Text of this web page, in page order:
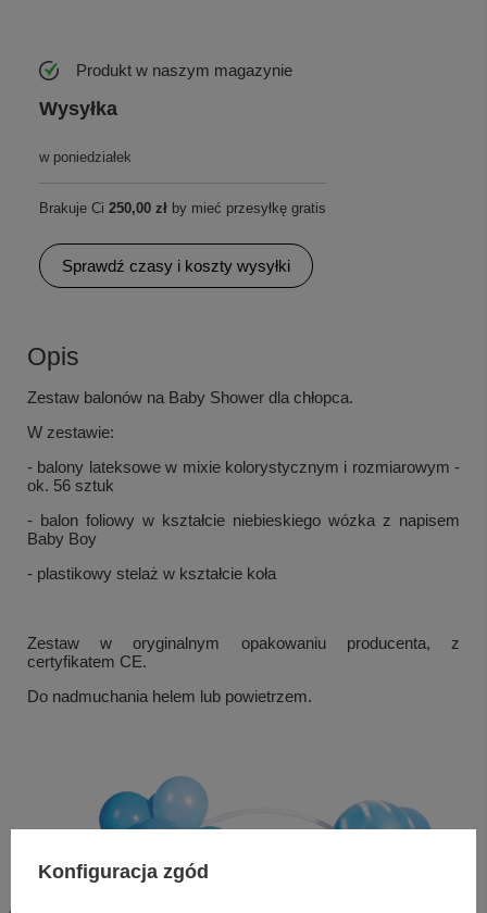
Produkt w naszym magazynie
Wysyłka
w poniedziałek
Brakuje Ci 250,00 zł by mieć przesyłkę gratis
Sprawdź czasy i koszty wysyłki
Opis
Zestaw balonów na Baby Shower dla chłopca.
W zestawie:
- balony lateksowe w mixie kolorystycznym i rozmiarowym -
ok. 56 sztuk
- balon foliowy w kształcie niebieskiego wózka z napisem
Baby Boy
- plastikowy stelaż w kształcie koła
Zestaw w oryginalnym opakowaniu producenta, z
certyfikatem CE.
Do nadmuchania helem lub powietrzem.
Konfiguracja zgód